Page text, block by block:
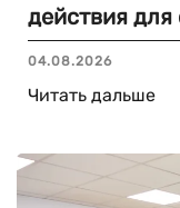
действия
04.08.2026
Читать дальше